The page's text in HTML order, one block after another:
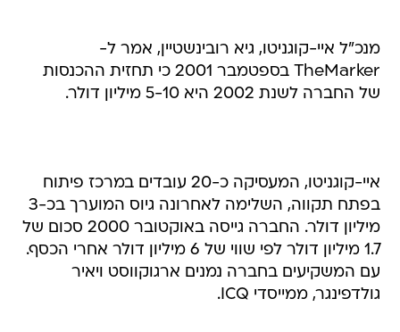
מנכ"ל איי-קוגניטו, גיא רובינשטיין, אמר ל-
TheMarker בספטמבר 2001 כי תחזית ההכנסות
של החברה לשנת 2002 היא 5-10 מיליון דולר.
איי-קוגניטו, המעסיקה כ-20 עובדים במרכז פיתוח
בפתח תקווה, השלימה לאחרונה גיוס המוערך בכ-3
מיליון דולר. החברה גייסה באוקטובר 2000 סכום של
1.7 מיליון דולר לפי שווי של 6 מיליון דולר אחרי הכסף.
עם המשקיעים בחברה נמנים ארגוקווסט ויאיר
גולדפינגר, ממייסדי ICQ.